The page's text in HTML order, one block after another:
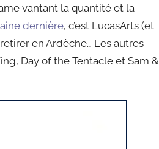
vantant la quantité et la
dernière, c’est LucasArts (et
en Ardèche… Les autres
Day of the Tentacle et Sam &